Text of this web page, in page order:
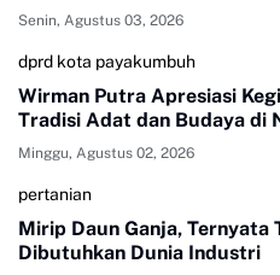
Senin, Agustus 03, 2026
dprd kota payakumbuh
Wirman Putra Apresiasi
Tradisi Adat dan Budaya di
Minggu, Agustus 02, 2026
pertanian
Mirip Daun Ganja, Ternyata
Dibutuhkan Dunia Industri